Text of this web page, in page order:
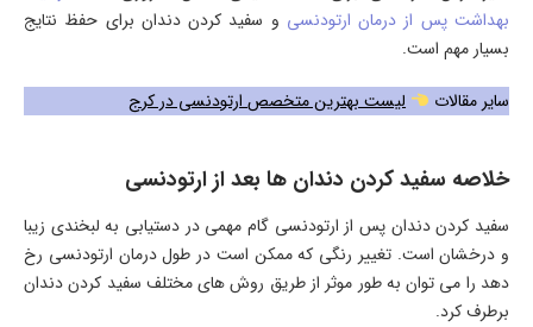
بهداشت پس از درمان ارتودنسی و سفید کردن دندان برای حفظ نتایج
بسیار مهم است.
سایر مقالات
لیست بهترین متخصص ارتودنسی در کرج
خلاصه سفید کردن دندان ها بعد از ارتودنسی
سفید کردن دندان پس از ارتودنسی گام مهمی در دستیابی به لبخندی زیبا
و درخشان است. تغییر رنگی که ممکن است در طول درمان ارتودنسی رخ
دهد را می توان به طور موثر از طریق روش های مختلف سفید کردن دندان
برطرف کرد.